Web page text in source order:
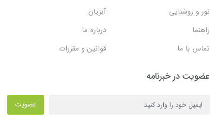
نور و روشنایی
آبزیان
راهنما
درباره ما
تماس با ما
قوانین و مقررات
عضویت در خبرنامه
عضویت